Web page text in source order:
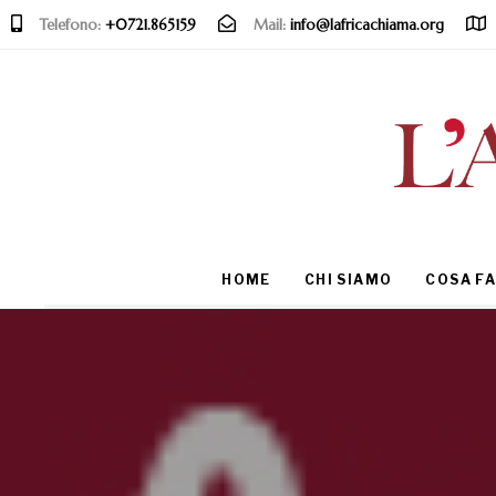
Telefono: +0721.865159 Mail: info@lafricachiama.org
HOME CHI SIAMO COSA